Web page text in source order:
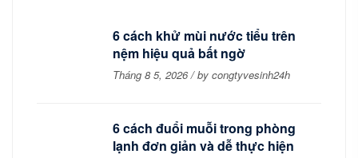
6 cách khử mùi nước tiểu trên
nệm hiệu quả bất ngờ
Tháng 8 5, 2026 / by congtyvesinh24h
6 cách đuổi muỗi trong phòng
lạnh đơn giản và dễ thực hiện